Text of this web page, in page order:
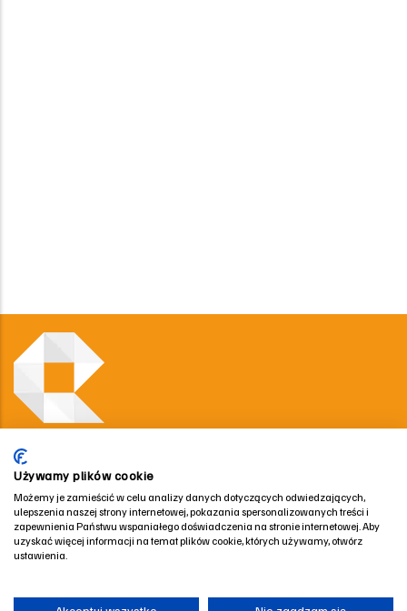
Evoluma Klaster Przemysłowy
Koordynator Centrum Promocji Innowacji i Rozwoju
15-540 Białystok, ul. Żurawia 71 lok. 2.04
Używamy plików cookie
Możemy je zamieścić w celu analizy danych dotyczących odwiedzających,
ulepszenia naszej strony internetowej, pokazania spersonalizowanych treści i
zapewnienia Państwu wspaniałego doświadczenia na stronie internetowej. Aby
uzyskać więcej informacji na temat plików cookie, których używamy, otwórz
ustawienia.